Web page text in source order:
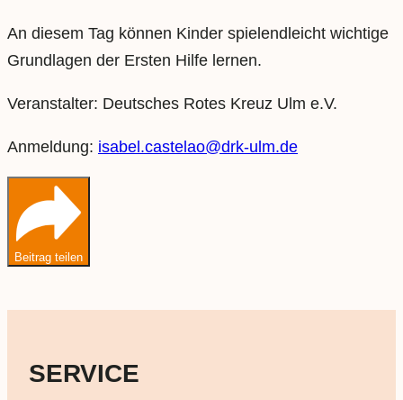
An diesem Tag können Kinder spielendleicht wichtige
Grundlagen der Ersten Hilfe lernen.
Veranstalter: Deutsches Rotes Kreuz Ulm e.V.
Anmeldung: isabel.castelao@drk-ulm.de
Beitrag teilen
SERVICE